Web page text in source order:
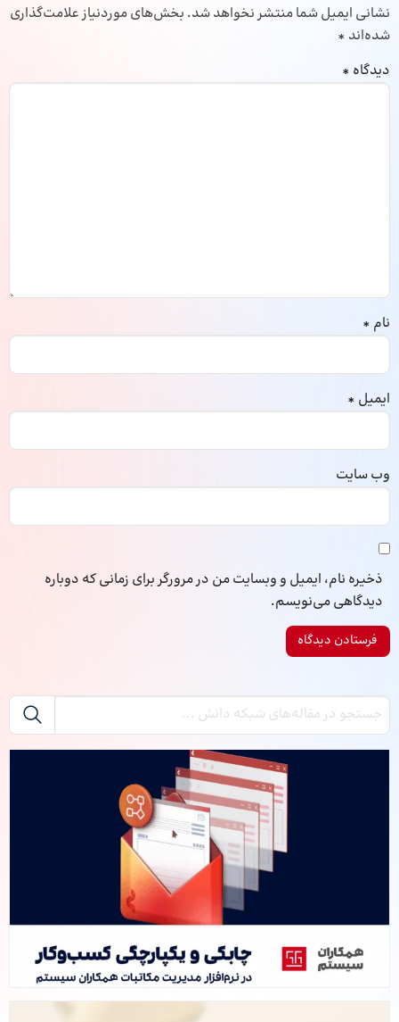
نشانی ایمیل شما منتشر نخواهد شد. بخش‌های موردنیاز علامت‌گذاری
شده‌اند *
دیدگاه *
نام *
ایمیل *
وب‌ سایت
ذخیره نام، ایمیل و وبسایت من در مرورگر برای زمانی که دوباره
دیدگاهی می‌نویسم.